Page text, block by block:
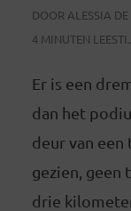
DOOR ALESSIA
4 MINUTEN
Er is een
dan het
deur van
gezien, geen
drie